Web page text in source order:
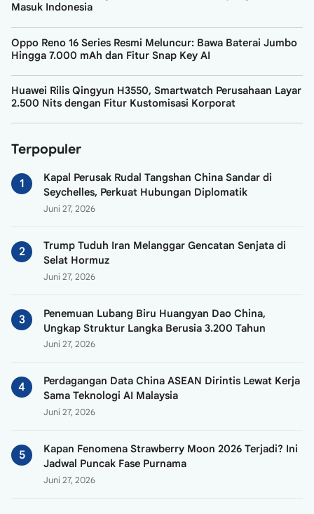
Masuk Indonesia
Oppo Reno 16 Series Resmi Meluncur: Bawa Baterai Jumbo
Hingga 7.000 mAh dan Fitur Snap Key AI
Huawei Rilis Qingyun H3550, Smartwatch Perusahaan Layar
2.500 Nits dengan Fitur Kustomisasi Korporat
Terpopuler
Kapal Perusak Rudal Tangshan China Sandar di
Seychelles, Perkuat Hubungan Diplomatik
Juni 27, 2026
Trump Tuduh Iran Melanggar Gencatan Senjata di
Selat Hormuz
Juni 27, 2026
Penemuan Lubang Biru Huangyan Dao China,
Ungkap Struktur Langka Berusia 3.200 Tahun
Juni 27, 2026
Perdagangan Data China ASEAN Dirintis Lewat Kerja
Sama Teknologi AI Malaysia
Juni 27, 2026
Kapan Fenomena Strawberry Moon 2026 Terjadi? Ini
Jadwal Puncak Fase Purnama
Juni 27, 2026